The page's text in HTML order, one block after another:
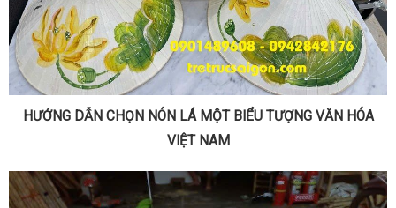
HƯỚNG DẪN CHỌN NÓN LÁ MỘT BIỂU TƯỢNG VĂN HÓA
VIỆT NAM